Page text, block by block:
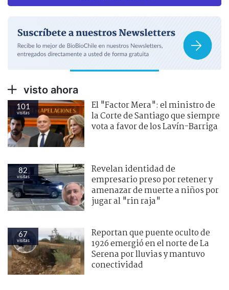
visto ahora
101
visitas
El "Factor Mera": el ministro de
la Corte de Santiago que siempre
vota a favor de los Lavín-Barriga
82
visitas
Revelan identidad de
empresario preso por retener y
amenazar de muerte a niños por
jugar al "rin raja"
67
visitas
Reportan que puente oculto de
1926 emergió en el norte de La
Serena por lluvias y mantuvo
conectividad